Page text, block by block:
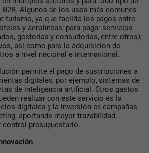
B2B. Algunos de los usos más comunes
turismo, ya que facilita los pagos entre
y aerolíneas; para pagar servicios
gestorías y consultorías, entre otros);
así como para la adquisición de
a nivel nacional e internacional.
permite el pago de suscripciones a
digitales, por ejemplo, sistemas de
de inteligencia artificial. Otros gastos
realizar con este servicio es la
digitales y la inversión en campañas
aportando mayor trazabilidad,
control presupuestario.